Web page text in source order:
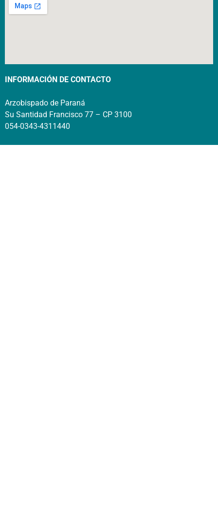
INFORMACIÓN DE CONTACTO
Arzobispado de Paraná
Su Santidad Francisco 77 – CP 3100
054-0343-4311440